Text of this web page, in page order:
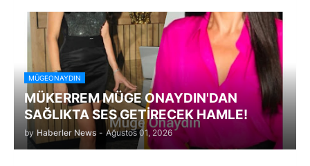
MÜGEONAYDIN
MÜKERREM MÜGE ONAYDIN'DAN
SAĞLIKTA SES GETİRECEK HAMLE!
by Haberler News - Ağustos 01, 2026